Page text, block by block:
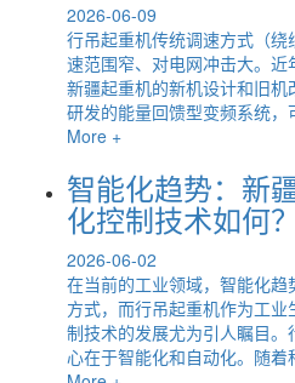
2026-06-09
行吊起重机传统调速方式（
速范围窄、对电网冲击大。
新疆起重机的新机设计和旧
研发的能量回馈型变频系统，
More +
智能化趋势：新
化控制技术如何？
2026-06-02
在当前的工业领域，智能化
方式，而行吊起重机作为工
制技术的发展尤为引人瞩目
心在于智能化和自动化。随着